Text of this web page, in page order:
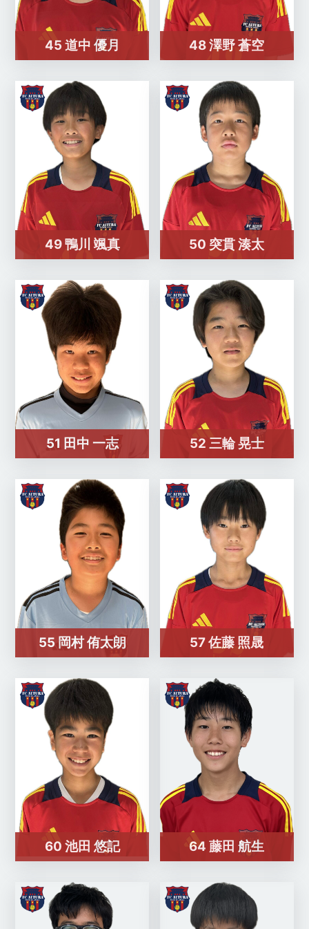
45 道中 優月 48 澤野 蒼空
49 鴨川 颯真 50 突貫 湊太
51 田中 一志 52 三輪 晃士
55 岡村 侑太朗 57 佐藤 照晟
60 池田 悠記 64 藤田 航生